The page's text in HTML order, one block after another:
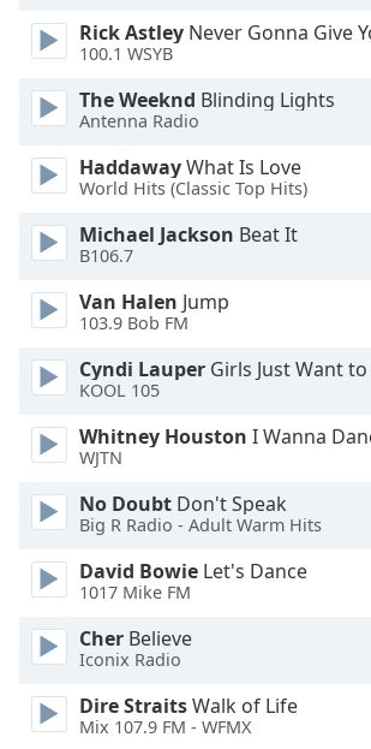
Background
Color
Opacity
Font
Size
Text
Edge
Family
Reset
Close
Modal
End
window.
Rick Astley Never Gonna Give
100.1 WSYB
The Weeknd Blinding Lights
Antenna Radio
HaddawayWhat Is Love
World Hits (Classic Top Hits)
Michael Jackson Beat It
B106.7
Van Halen Jump
103.9 Bob FM
Cyndi Lauper Girls Just Want
KOOL 105
Whitney Houston I Wanna Dance
WJTN
No Doubt Don't Speak
Big R Radio - Adult Warm Hits
David Bowie Let's Dance
1017 Mike FM
Cher Believe
Iconix Radio
Dire StraitsWalk of Life
Mix 107.9 FM - WFMX